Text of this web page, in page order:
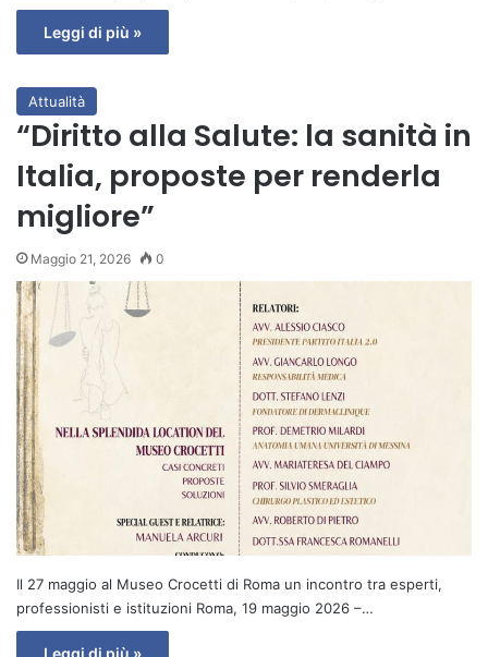
Leggi di più »
Attualità
“Diritto alla Salute: la sanità in
Italia, proposte per renderla
migliore”
Maggio 21, 2026 0
Il 27 maggio al Museo Crocetti di Roma un incontro tra esperti,
professionisti e istituzioni Roma, 19 maggio 2026 –…
Leggi di più »